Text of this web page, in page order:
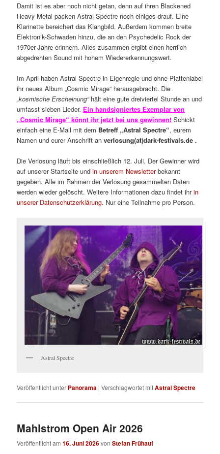
Damit ist es aber noch nicht getan, denn auf ihren Blackened
Heavy Metal packen Astral Spectre noch einiges drauf. Eine
Klarinette bereichert das Klangbild. Außerdem kommen breite
Elektronik-Schwaden hinzu, die an den Psychedelic Rock der
1970er-Jahre erinnern. Alles zusammen ergibt einen herrlich
abgedrehten Sound mit hohem Wiedererkennungswert.
Im April haben Astral Spectre in Eigenregie und ohne Plattenlabel
ihr neues Album „Cosmic Mirage“ herausgebracht. Die
„kosmische Erscheinung“hält eine gute dreiviertel Stunde an und
umfasst sieben Lieder. Ein handsigniertes Exemplar von
„Cosmic Mirage“ könnt ihr jetzt bei uns gewinnen! Schickt
einfach eine E-Mail mit dem Betreff „Astral Spectre“, eurem
Namen und eurer Anschrift anverlosung(at)dark-festivals.de .
Die Verlosung läuft bis einschließlich 12. Juli. Der Gewinner wird
auf unserer Startseite undin unserem Newsletterbekannt
gegeben. Alle im Rahmen der Verlosung gesammelten Daten
werden wieder gelöscht. Weitere Informationen dazu findet ihrin
unserer Datenschutzerklärung. Nur eine Teilnahme pro Person.
Astral Spectre
Veröffentlicht unter Panorama |Verschlagwortet mitAstral Spectre
Mahlstrom Open Air 2026
Veröffentlicht am16. Juni 2026vonStefan Frühauf